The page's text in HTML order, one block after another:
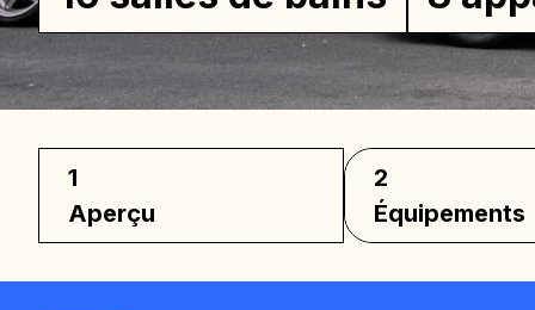
1
Aperçu
2
Équipements